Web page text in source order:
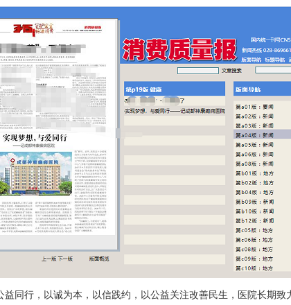
益同行，以诚为本，以信践约，以公益关注改善民生，医院长期致